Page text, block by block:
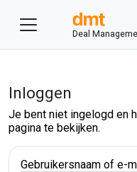
Deal
Inloggen
Je bent niet ingelogd en
pagina te bekijken.
Gebruikersnaam of e-